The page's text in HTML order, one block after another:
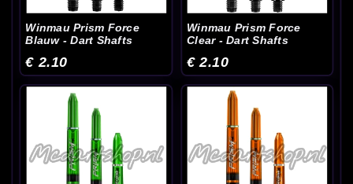
Winmau Prism Force
Blauw - Dart Shafts
€ 2.10
Winmau Prism Force
Clear - Dart Shafts
€ 2.10